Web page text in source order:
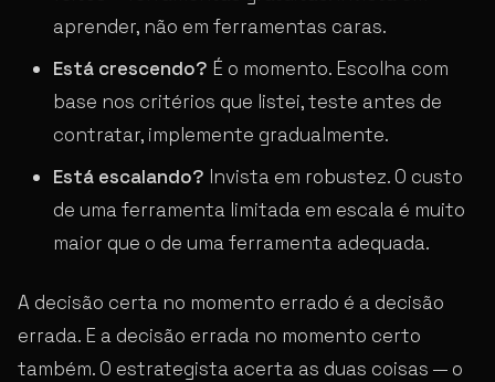
aprender, não em ferramentas caras.
Está crescendo? É o momento. Escolha com
base nos critérios que listei, teste antes de
contratar, implemente gradualmente.
Está escalando? Invista em robustez. O custo
de uma ferramenta limitada em escala é muito
maior que o de uma ferramenta adequada.
A decisão certa no momento errado é a decisão
errada. E a decisão errada no momento certo
também. O estrategista acerta as duas coisas — o